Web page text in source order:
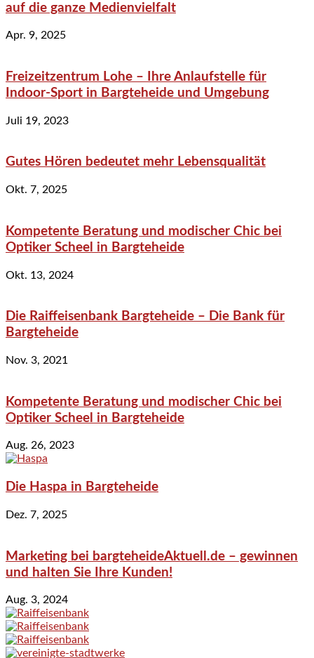
auf die ganze Medienvielfalt
Apr. 9, 2025
Freizeitzentrum Lohe – Ihre Anlaufstelle für
Indoor-Sport in Bargteheide und Umgebung
Juli 19, 2023
Gutes Hören bedeutet mehr Lebensqualität
Okt. 7, 2025
Kompetente Beratung und modischer Chic bei
Optiker Scheel in Bargteheide
Okt. 13, 2024
Die Raiffeisenbank Bargteheide – Die Bank für
Bargteheide
Nov. 3, 2021
Kompetente Beratung und modischer Chic bei
Optiker Scheel in Bargteheide
Aug. 26, 2023
Die Haspa in Bargteheide
Dez. 7, 2025
Marketing bei bargteheideAktuell.de – gewinnen
und halten Sie Ihre Kunden!
Aug. 3, 2024